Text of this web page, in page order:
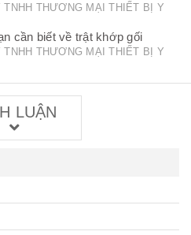
TNHH THƯƠNG MẠI THIẾT BỊ Y
cần biết về trật khớp gối
TNHH THƯƠNG MẠI THIẾT BỊ Y
LUẬN